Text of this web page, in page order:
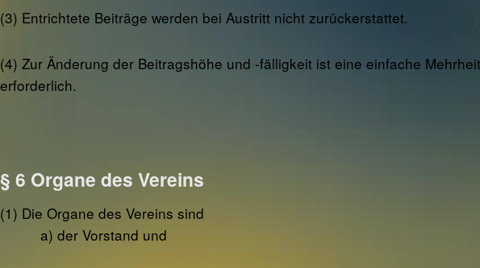
(3) Entrichtete Beiträge werden bei Austritt nicht zurückerstattet.
(4) Zur Änderung der Beitragshöhe und -fälligkeit ist eine einfache
erforderlich.
§ 6 Organe des Vereins
(1) Die Organe des Vereins sind
a) der Vorstand und